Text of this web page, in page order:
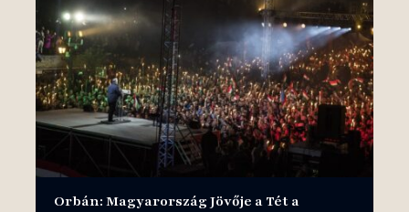
Orbán: Magyarország Jövője a Tét a